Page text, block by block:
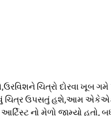
ચિત્રો દોરવા ખૂબ
એવું ચિત્ર ઉપસતું હશે,આમ
નો મેળો જામ્યો હતો,